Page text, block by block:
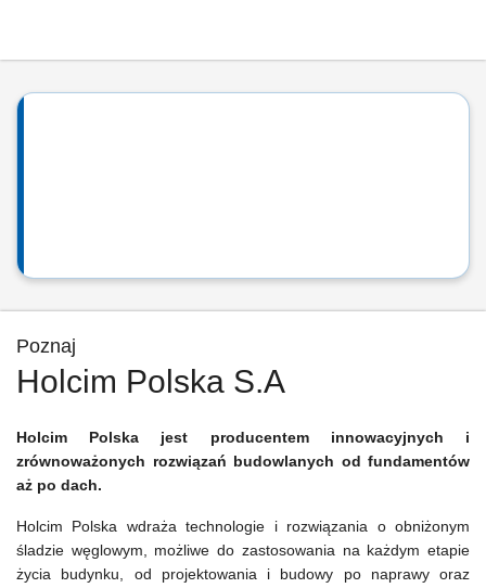
Poznaj
Holcim Polska S.A
Holcim Polska jest producentem innowacyjnych i
zrównoważonych rozwiązań budowlanych od fundamentów
aż po dach.
Holcim Polska wdraża technologie i rozwiązania o obniżonym
śladzie węglowym, możliwe do zastosowania na każdym etapie
życia budynku, od projektowania i budowy po naprawy oraz